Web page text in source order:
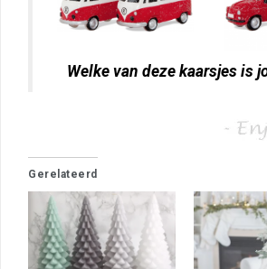
Welke van deze kaarsjes is
Gerelateerd